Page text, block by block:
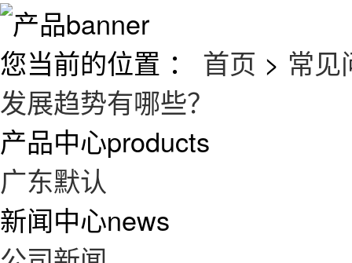
您当前的位置 ： 首页 > 常见
发展趋势有哪些？
产品中心products
广东默认
新闻中心news